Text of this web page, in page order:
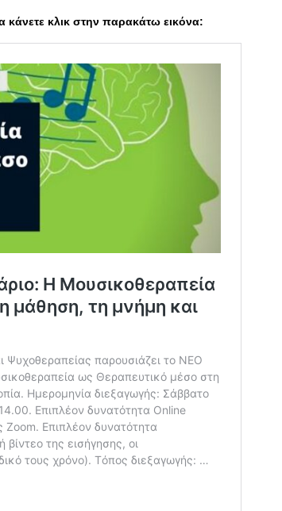
κάνετε κλικ στην παρακάτω εικόνα: